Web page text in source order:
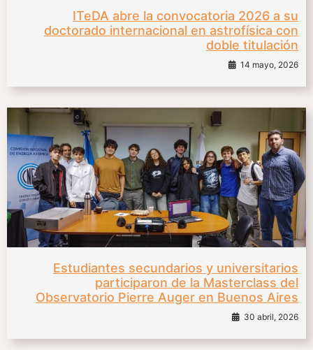
ITeDA abre la convocatoria 2026 a su
doctorado internacional en astrofísica con
doble titulación
14 mayo, 2026
Estudiantes secundarios y universitarios
participaron de la Masterclass del
Observatorio Pierre Auger en Buenos Aires
30 abril, 2026